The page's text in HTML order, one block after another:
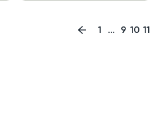
1 ... 9 10 11